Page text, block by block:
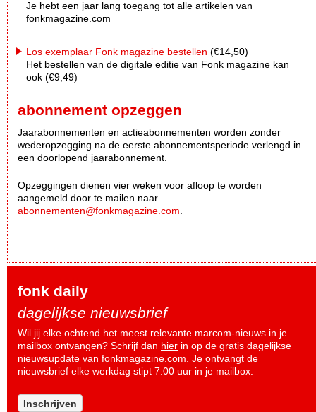
Je hebt een jaar lang toegang tot alle artikelen van
fonkmagazine.com
Los exemplaar Fonk magazine bestellen (€14,50)
Het bestellen van de digitale editie van Fonk magazine kan
ook (€9,49)
abonnement opzeggen
Jaarabonnementen en actieabonnementen worden zonder
wederopzegging na de eerste abonnementsperiode verlengd in
een doorlopend jaarabonnement.
Opzeggingen dienen vier weken voor afloop te worden
aangemeld door te mailen naar
abonnementen@fonkmagazine.com
fonk daily
dagelijkse nieuwsbrief
Wil jij elke ochtend het meest relevante marcom-nieuws in je
mailbox ontvangen? Schrijf dan hier in op de gratis dagelijkse
nieuwsupdate van fonkmagazine.com. Je ontvangt de
nieuwsbrief elke werkdag stipt 7.00 uur in je mailbox.
Inschrijven